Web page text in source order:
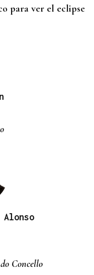
para ver el eclipse
Alonso
Concello